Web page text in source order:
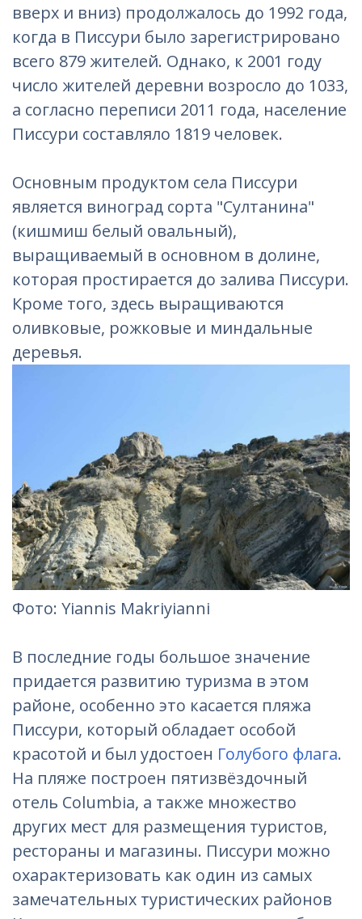
вверх и вниз) продолжалось до 1992 года,
когда в Писсури было зарегистрировано
всего 879 жителей. Однако, к 2001 году
число жителей деревни возросло до 1033,
а согласно переписи 2011 года, население
Писсури составляло 1819 человек.
Основным продуктом села Писсури
является виноград сорта "Султанина"
(кишмиш белый овальный),
выращиваемый в основном в долине,
которая простирается до залива Писсури.
Кроме того, здесь выращиваются
оливковые, рожковые и миндальные
деревья.
Фото: Yiannis Makriyianni
В последние годы большое значение
придается развитию туризма в этом
районе, особенно это касается пляжа
Писсури, который обладает особой
красотой и был удостоен Голубого флага.
На пляже построен пятизвёздочный
отель Columbia, а также множество
других мест для размещения туристов,
рестораны и магазины. Писсури можно
охарактеризовать как один из самых
замечательных туристических районов